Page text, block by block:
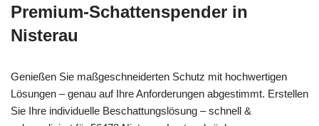
Premium-Schattenspender in
Nisterau
Genießen Sie maßgeschneiderten Schutz mit hochwertigen
Lösungen – genau auf Ihre Anforderungen abgestimmt. Erstellen
Sie Ihre individuelle Beschattungslösung – schnell &